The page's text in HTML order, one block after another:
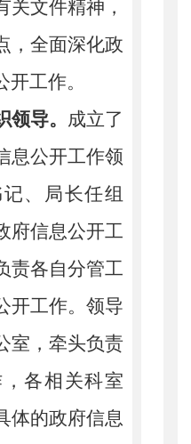
关文件精神，
，全面深化政
工作。
领导。 成立了
息公开工作领
、局长任组
府信息公开工
责各自分管工
开工作。领导
室，牵头负责
各相关科室
体的政府信息